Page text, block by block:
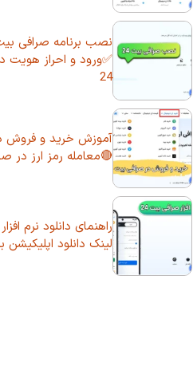
✅ورود و احراز هویت
24
🔴معامله رمز ارز در
لینک دانلود اپلیکیشن